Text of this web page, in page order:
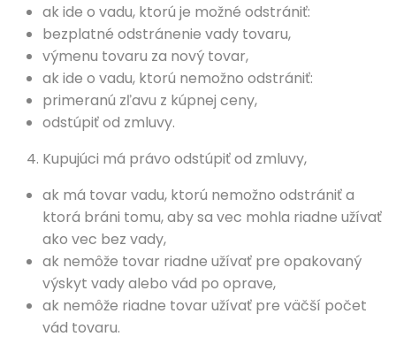
ak ide o vadu, ktorú je možné odstrániť:
bezplatné odstránenie vady tovaru,
výmenu tovaru za nový tovar,
ak ide o vadu, ktorú nemožno odstrániť:
primeranú zľavu z kúpnej ceny,
odstúpiť od zmluvy.
Kupujúci má právo odstúpiť od zmluvy,
ak má tovar vadu, ktorú nemožno odstrániť a
ktorá bráni tomu, aby sa vec mohla riadne užívať
ako vec bez vady,
ak nemôže tovar riadne užívať pre opakovaný
výskyt vady alebo vád po oprave,
ak nemôže riadne tovar užívať pre väčší počet
vád tovaru.